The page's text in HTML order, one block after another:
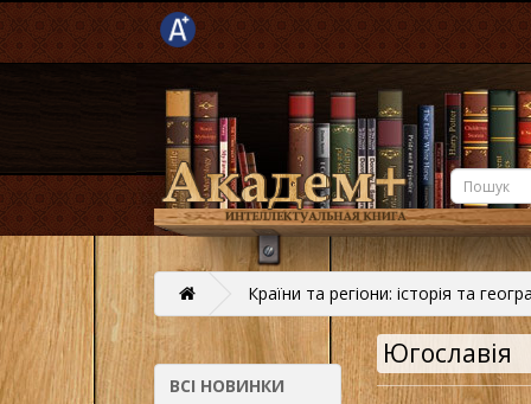
Країни та регіони: історія та
ВСІ НОВИНКИ
Югославія